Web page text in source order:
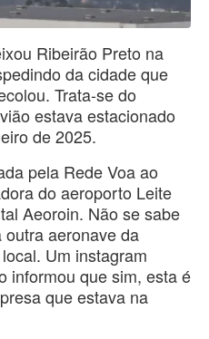
Ribeirão Preto na
da cidade que
Trata-se do
estava estacionado
de 2025.
pela Rede Voa ao
do aeroporto Leite
Aeoroin. Não se sabe
aeronave da
Um instagram
informou que sim, esta é
que estava na